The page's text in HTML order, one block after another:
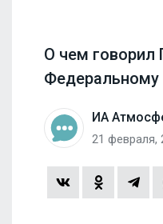
О чем говорил
ИА
21 февраля,